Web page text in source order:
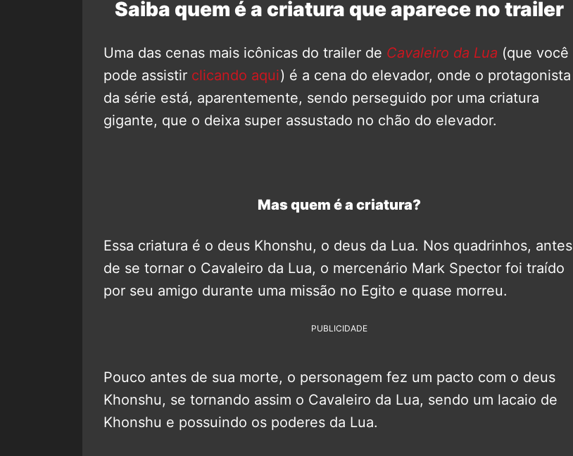
Saiba quem é a criatura que aparece no trailer
Uma das cenas mais icônicas do trailer de Cavaleiro da Lua (que você
pode assistir clicando aqui) é a cena do elevador, onde o protagonista
da série está, aparentemente, sendo perseguido por uma criatura
gigante, que o deixa super assustado no chão do elevador.
Mas quem é a criatura?
Essa criatura é o deus Khonshu, o deus da Lua. Nos quadrinhos, antes
de se tornar o Cavaleiro da Lua, o mercenário Mark Spector foi traído
por seu amigo durante uma missão no Egito e quase morreu.
PUBLICIDADE
Pouco antes de sua morte, o personagem fez um pacto com o deus
Khonshu, se tornando assim o Cavaleiro da Lua, sendo um lacaio de
Khonshu e possuindo os poderes da Lua.